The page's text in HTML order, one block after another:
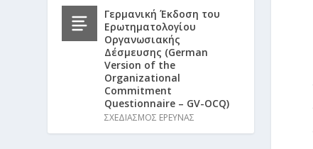
Γερμανική Έκδοση του
Ερωτηματολογίου
Οργανωσιακής
Δέσμευσης (German
Version of the
Organizational
Commitment
Questionnaire – GV-OCQ)
ΣΧΕΔΙΑΣΜΟΣ ΕΡΕΥΝΑΣ